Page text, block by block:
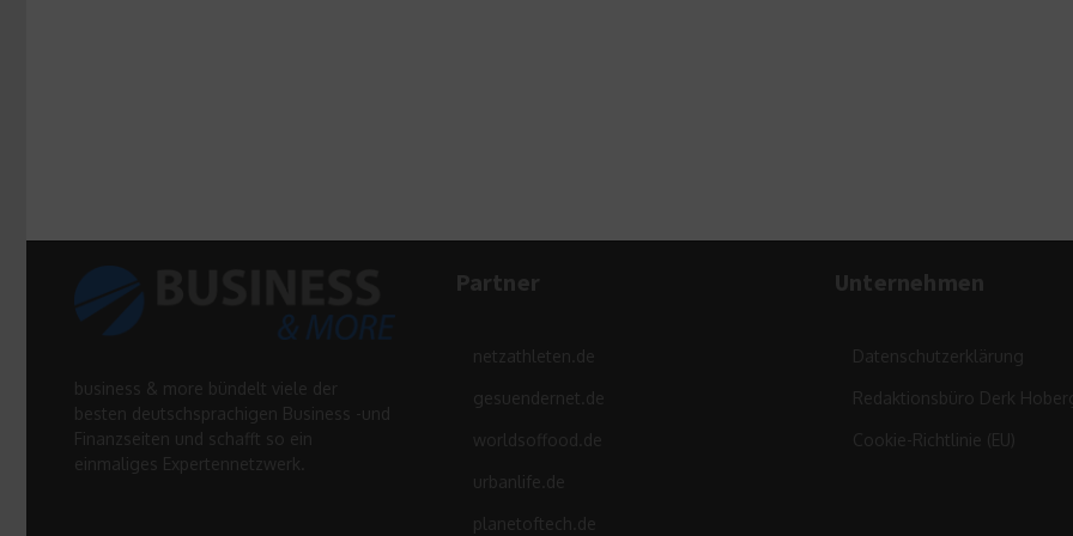
business & more bündelt viele der
besten deutschsprachigen Business -und
Finanzseiten und schafft so ein
einmaliges Expertennetzwerk.
Partner
netzathleten.de
gesuendernet.de
worldsoffood.de
urbanlife.de
planetoftech.de
Unternehmen
Datenschutzerklärung
Redaktionsbüro Derk
Cookie-Richtlinie (EU)